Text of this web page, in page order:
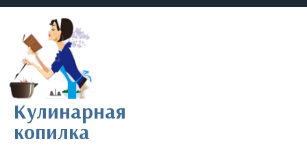
Кулинарная
копилка